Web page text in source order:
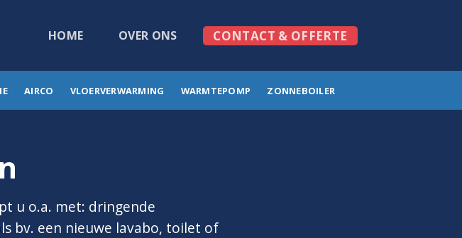
HOME OVER ONS CONTACT & OFFERTE
AIRCO VLOERVERWARMING WARMTEPOMP ZONNEBOILER
u o.a. met: dringende
bv. een nieuwe lavabo, toilet of